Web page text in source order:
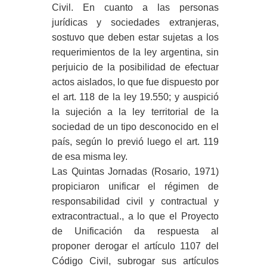
Civil. En cuanto a las personas
jurídicas y sociedades extranjeras,
sostuvo que deben estar sujetas a los
requerimientos de la ley argentina, sin
perjuicio de la posibilidad de efectuar
actos aislados, lo que fue dispuesto por
el art. 118 de la ley 19.550; y auspició
la sujeción a la ley territorial de la
sociedad de un tipo desconocido en el
país, según lo previó luego el art. 119
de esa misma ley.
Las Quintas Jornadas (Rosario, 1971)
propiciaron unificar el régimen de
responsabilidad civil y contractual y
extracontractual., a lo que el Proyecto
de Unificación da respuesta al
proponer derogar el artículo 1107 del
Código Civil, subrogar sus artículos